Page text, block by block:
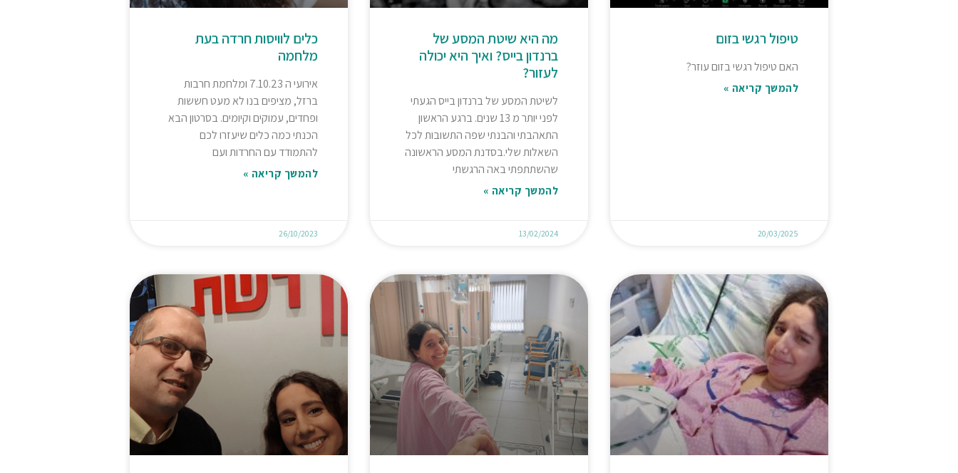
טיפול רגשי בזום
האם טיפול רגשי בזום עוזר?
להמשך קריאה »
20/03/2025
מה היא שיטת המסע של
ברנדון בייס? ואיך היא יכולה
לעזור?
לשיטת המסע של ברנדון בייס הגעתי
לפני יותר מ 13 שנים. ברגע הראשון
התאהבתי והבנתי שפה התשובות לכל
השאלות שלי.בסדנת המסע הראשונה
שהשתתפתי באה הרגשתי
להמשך קריאה »
13/02/2024
כלים לוויסות חרדה בעת
מלחמה
אירועי ה 7.10.23 ומלחמת חרבות
ברזל, מציפים בנו לא מעט חששות
ופחדים, עמוקים וקיומים. בסרטון הבא
הכנתי כמה כלים שיעזרו לכם
להתמודד עם החרדות ועם
להמשך קריאה »
26/10/2023